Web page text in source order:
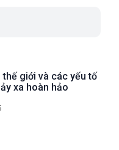
thế giới và các yếu tố
xa hoàn hảo